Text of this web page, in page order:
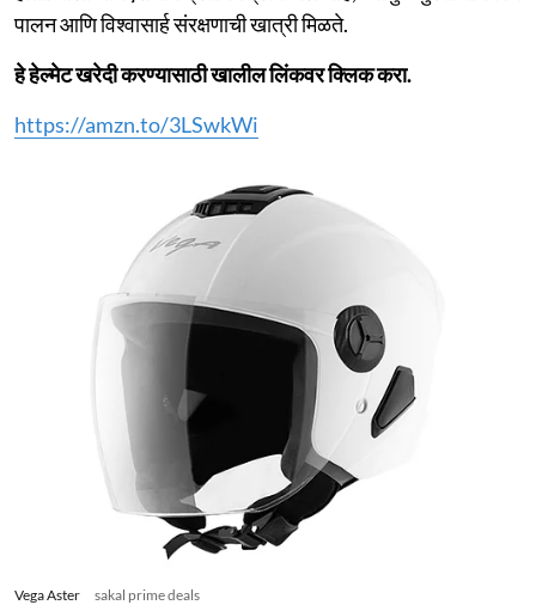
पालन आणि विश्वासार्ह संरक्षणाची खात्री मिळते.
हे हेल्मेट खरेदी करण्यासाठी खालील लिंकवर क्लिक करा.
https://amzn.to/3LSwkWi
Vega Aster sakal prime deals